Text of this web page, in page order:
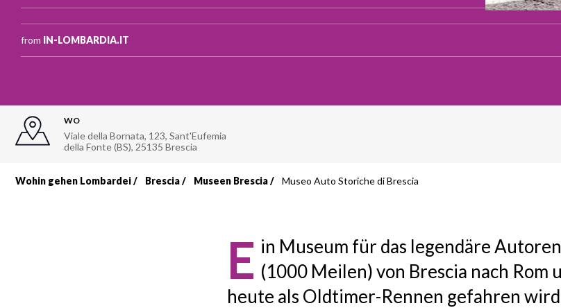
from IN-LOMBARDIA.IT
WO
Viale della Bornata, 123, Sant'Eufemia
della Fonte (BS), 25135 Brescia
Breadcrumb
Wohin gehen Lombardei Brescia Museen Brescia Museo Auto Storiche di Brescia
E in Museum für das legendäre
(1000 Meilen) von Brescia nach Rom
heute als Oldtimer-Rennen gefahren